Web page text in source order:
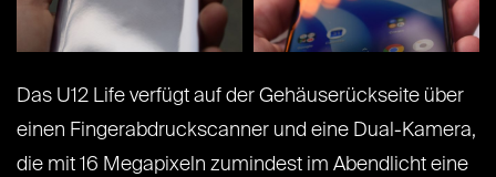
Das U12 Life verfügt auf der Gehäuserückseite über
einen Fingerabdruckscanner und eine Dual-Kamera,
die mit 16 Megapixeln zumindest im Abendlicht eine